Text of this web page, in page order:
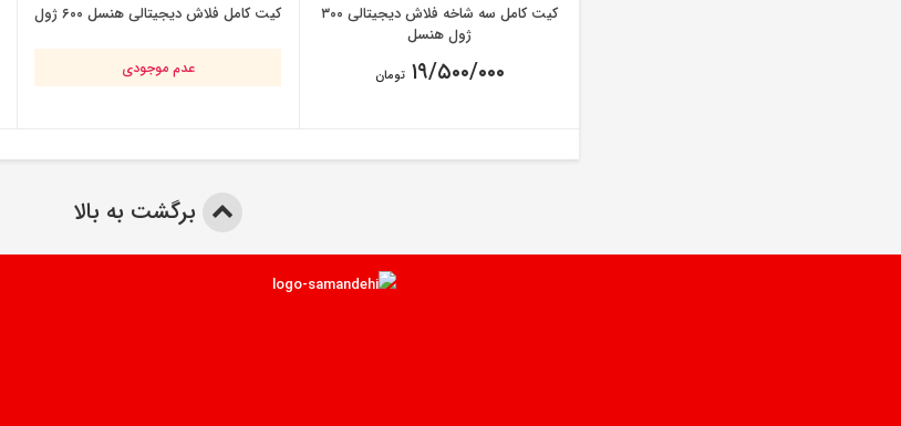
کیت کامل سه شاخه فلاش دیجیتالی ۳۰۰
ژول هنسل
۱۹/۵۰۰/۰۰۰ تومان
کیت کامل فلاش دیجیتالی هنسل ۶۰۰ ژول
عدم موجودی
برگشت به بالا